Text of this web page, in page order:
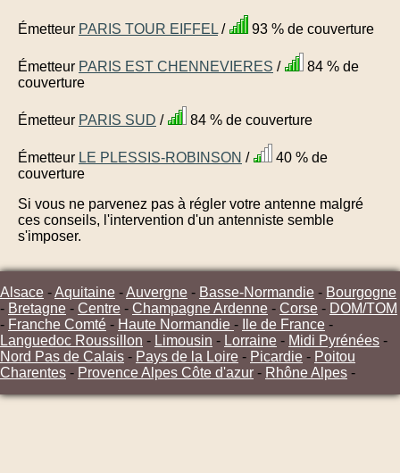
Émetteur PARIS TOUR EIFFEL / 93 % de couverture
Émetteur PARIS EST CHENNEVIERES /
84 % de
couverture
Émetteur PARIS SUD / 84 % de couverture
Émetteur LE PLESSIS-ROBINSON /
40 % de
couverture
Si vous ne parvenez pas à régler votre antenne malgré
ces conseils, l'intervention d'un antenniste semble
s'imposer.
Alsace -Aquitaine -Auvergne - Basse-Normandie - Bourgogne
- Bretagne - Centre - Champagne Ardenne - Corse - DOM/TOM
- Franche Comté - Haute Normandie - Ile de France -
Languedoc Roussillon - Limousin - Lorraine - Midi Pyrénées -
Nord Pas de Calais - Pays de la Loire - Picardie - Poitou
Charentes - Provence Alpes Côte d'azur - Rhône Alpes -